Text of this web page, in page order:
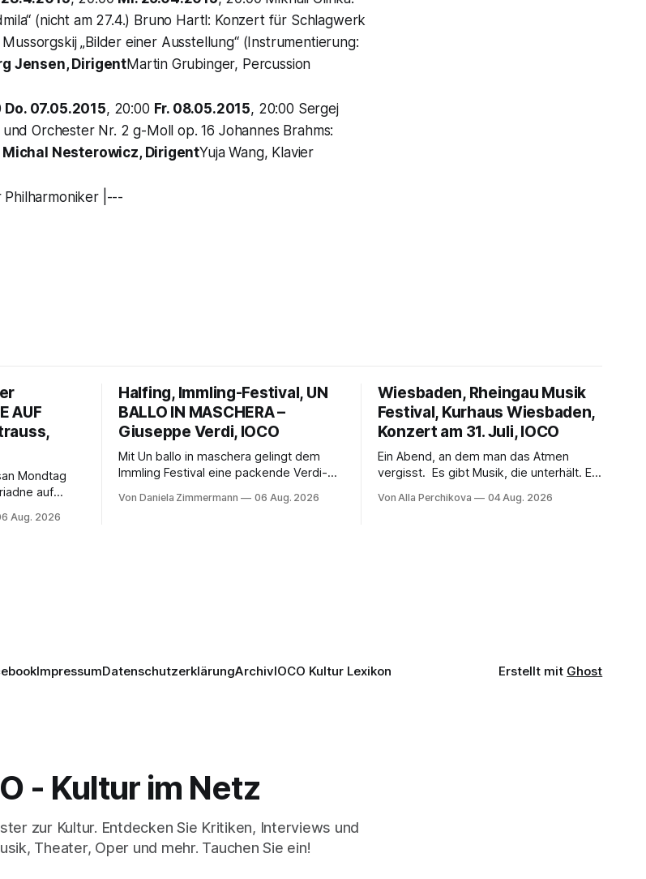
(nicht am 27.4.) Bruno Hartl: Konzert für Schlagwerk
„Bilder einer Ausstellung“ (Instrumentierung:
Jensen, DirigentMartin Grubinger, Percussion
Do. 07.05.2015, 20:00 Fr. 08.05.2015, 20:00 Sergej
Orchester Nr. 2 g-Moll op. 16 Johannes Brahms:
Michal Nesterowicz, DirigentYuja Wang, Klavier
|---
AUF
Mondtag
auf
Aug. 2026
Halfing, Immling-Festival, UN
BALLO IN MASCHERA –
Giuseppe Verdi, IOCO
Mit Un ballo in maschera gelingt dem
Immling Festival eine packende Verdi-
Wirklichkeit. Verena von Kerssenbrock
Von Daniela Zimmermann 06 Aug. 2026
Wiesbaden, Rheingau Musik
Festival, Kurhaus Wiesbaden,
Konzert am 31. Juli, IOCO
Ein Abend, an dem man das Atmen
vergisst. Es gibt Musik, die unterhält. Es
Musik, nach der man minutenlang kein
Von Alla Perchikova 04 Aug. 2026
ImpressumDatenschutzerklärungArchivIOCO Kultur Lexikon Erstellt mit Ghost
- Kultur im Netz
zur Kultur. Entdecken Sie Kritiken, Interviews und
Theater, Oper und mehr. Tauchen Sie ein!